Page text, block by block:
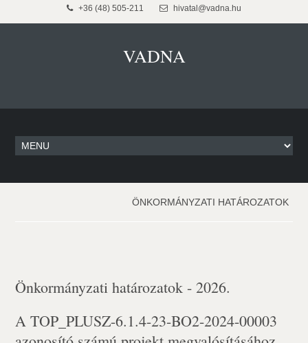
+36 (48) 505-211 hivatal@vadna.hu
VADNA
ÖNKORMÁNYZATI HATÁROZATOK
Önkormányzati határozatok - 2026.
A TOP_PLUSZ-6.1.4-23-BO2-2024-00003